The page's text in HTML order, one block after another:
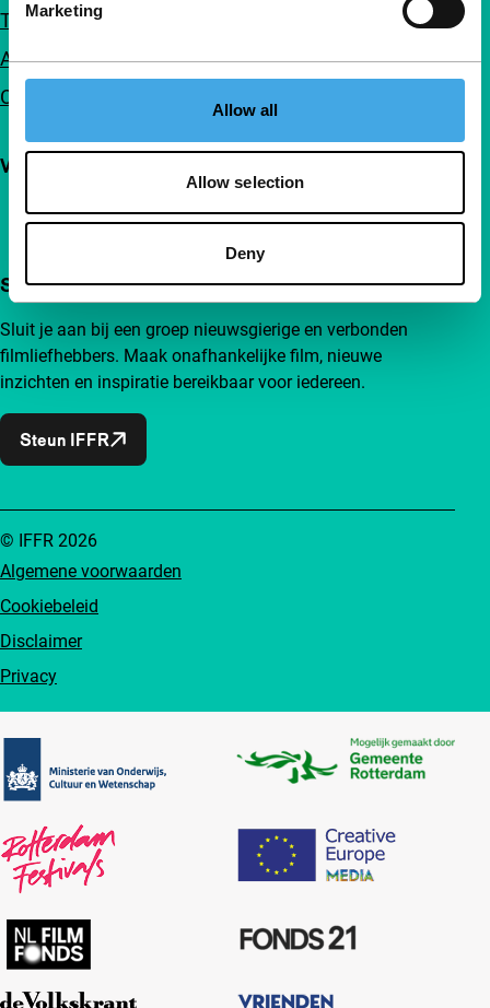
Marketing
Allow all
Allow selection
Deny
Toegankelijkheid
Adverteren
Contact
Volg IFFR
Steun IFFR al vanaf €4 per maand
Sluit je aan bij een groep nieuwsgierige en verbonden
filmliefhebbers. Maak onafhankelijke film, nieuwe
inzichten en inspiratie bereikbaar voor iedereen.
Steun IFFR
Algemene voorwaarden
Cookiebeleid
Disclaimer
Privacy
© IFFR 2026